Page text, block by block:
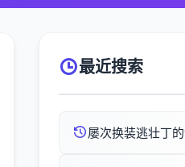
最近搜索
屡次换装逃壮丁